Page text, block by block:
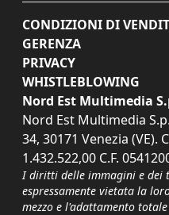
CONDIZIONI DI
GERENZA
PRIVACY
WHISTLEBLOWING
Nord Est Multimedia
Nord Est Multimedia
34, 30171 Venezia (VE).
1.432.522,00 C.F.
I diritti delle immagini e dei
espressamente vietata la
mezzo e l'adattamento